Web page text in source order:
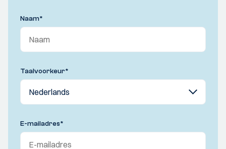
Naam*
Taalvoorkeur*
E-mailadres*